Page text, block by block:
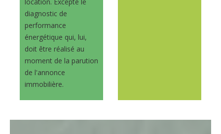
diagnostic de
performance
énergétique qui, lui,
doit être réalisé au
moment de la parution
de l'annonce
immobilière.